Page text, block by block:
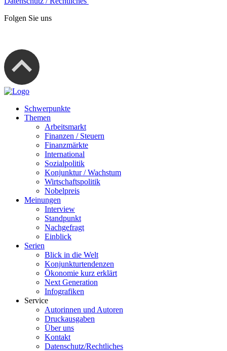
Folgen Sie uns
Schwerpunkte
Themen
Arbeitsmarkt
Finanzen / Steuern
Finanzmärkte
International
Sozialpolitik
Konjunktur / Wachstum
Wirtschaftspolitik
Nobelpreis
Meinungen
Interview
Standpunkt
Nachgefragt
Einblick
Serien
Blick in die Welt
Konjunkturtendenzen
Ökonomie kurz erklärt
Next Generation
Infografiken
Service
Autorinnen und Autoren
Druckausgaben
Über uns
Kontakt
Datenschutz/Rechtliches